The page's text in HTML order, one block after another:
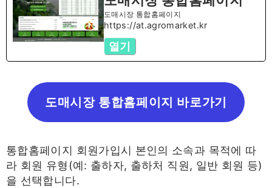
도매시장 통합홈페이지
https://at.agromarket.kr
열기
도매시장 통합홈페이지 바로가기
통합홈페이지 회원가입시 본인의 소속과 목적에 따
라 회원 유형(예: 출하자, 출하처 직원, 일반 회원 등)
을 선택합니다.